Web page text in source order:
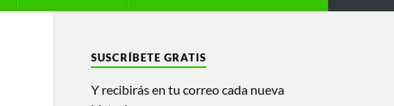
SUSCRÍBETE GRATIS
Y recibirás en tu correo cada nueva